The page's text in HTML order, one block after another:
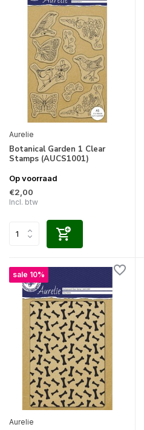
Aurelie
Botanical Garden 1 Clear
Stamps (AUCS1001)
Op voorraad
€2,00
Incl. btw
sale 10%
Aurelie